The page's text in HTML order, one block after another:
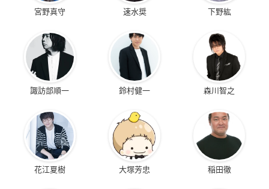
宮野真守 速水奨 下野紘
諏訪部順一 鈴村健一 森川智之
花江夏樹 大塚芳忠 稲田徹